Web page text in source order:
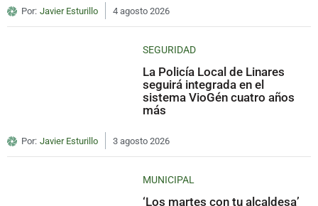
Por: Javier Esturillo 4 agosto 2026
SEGURIDAD
La Policía Local de Linares
seguirá integrada en el
sistema VioGén cuatro años
más
Por: Javier Esturillo 3 agosto 2026
MUNICIPAL
‘Los martes con tu alcaldesa’